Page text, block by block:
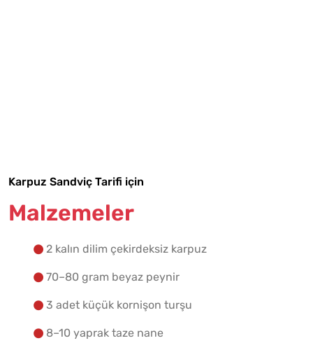
Yapılış Adımlarına Geç
Karpuz Sandviç Tarifi için
Malzemeler
2 kalın dilim çekirdeksiz karpuz
70–80 gram beyaz peynir
3 adet küçük kornişon turşu
8–10 yaprak taze nane